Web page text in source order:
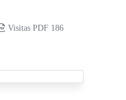
Visitas PDF 186